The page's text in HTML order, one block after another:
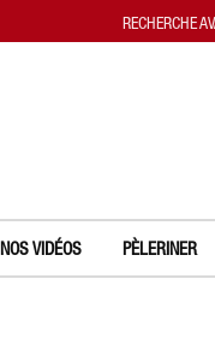
NOS VIDÉOS PÈLERINER
RECHERCHE